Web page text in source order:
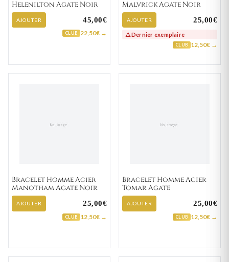
Helenilton Agate Noir
AJOUTER 45,00€
CLUB 22,50€ →
Malvrick Agate Noir
AJOUTER 25,00€
⚠️ Dernier exemplaire
CLUB 12,50€ →
Bracelet Homme Acier
Manotham Agate Noir
AJOUTER 25,00€
CLUB 12,50€ →
Bracelet Homme Acier
Tomar Agate
AJOUTER 25,00€
CLUB 12,50€ →